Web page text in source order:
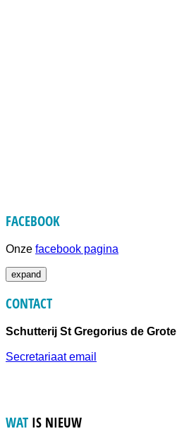
FACEBOOK
Onze facebook pagina
expand
CONTACT
Schutterij St Gregorius de Grote
Secretariaat email
WAT IS NIEUW